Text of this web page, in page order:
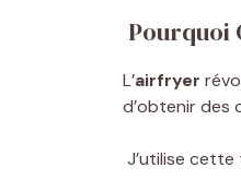
Pourquoi
L’airfryer
d’obtenir des
J’utilise